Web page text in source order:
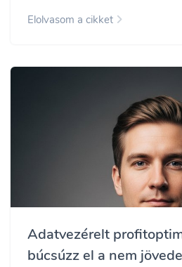
Elolvasom a cikket
Adatvezérelt
búcsúzz el a nem